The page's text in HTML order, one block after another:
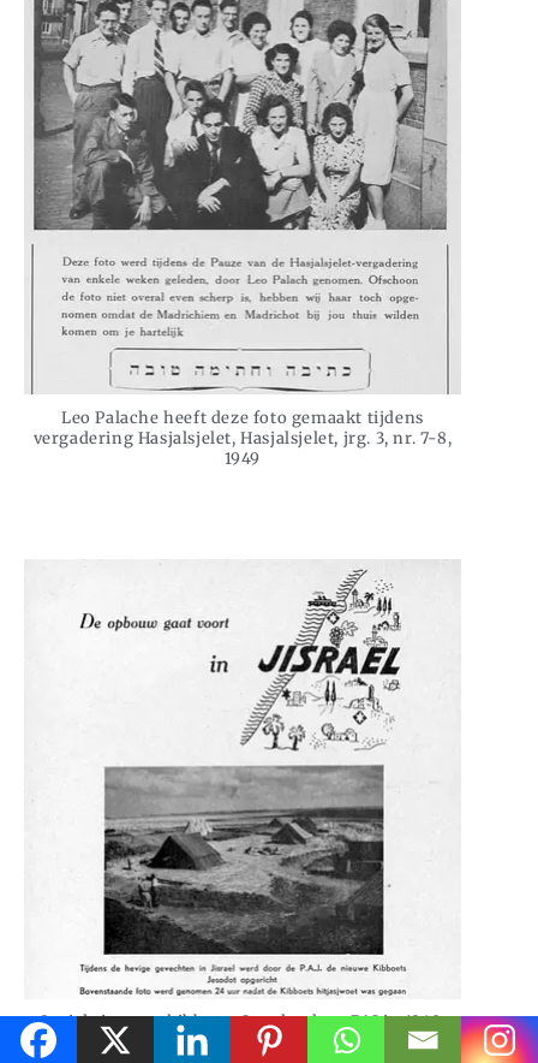
Leo Palache heeft deze foto gemaakt tijdens
vergadering Hasjalsjelet, Hasjalsjelet, jrg. 3, nr. 7-8,
1949
Oprichting van kibboets Jesodot door PAJ in 1948,
Hasjalsjelet, jrg. 2, nr. 11, 1948